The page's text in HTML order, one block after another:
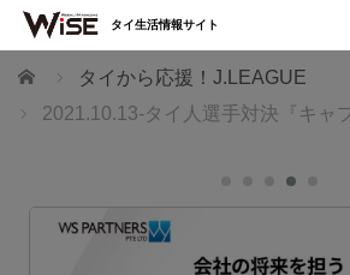
ホーム
タイから応援！J.LEAGUE
2021.10.13-タイ人選手対決『キャ
タイ生活情報サイト